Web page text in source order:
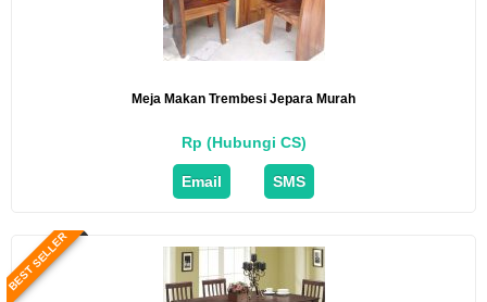
Meja Makan Trembesi Jepara Murah
Rp (Hubungi CS)
Email SMS
BEST SELLER